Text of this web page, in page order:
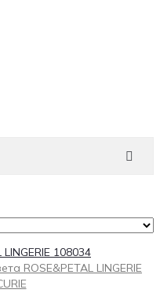
ROSE&PETAL LINGERIE